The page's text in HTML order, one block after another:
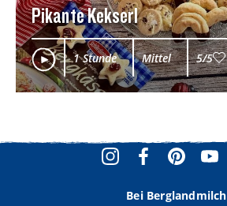
Pikante Kekserl
1 Stunde Mittel 5/5
Bei Berglandmilch